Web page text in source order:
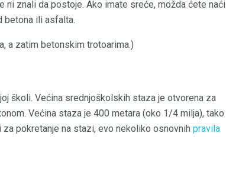
znali da postoje. Ako imate sreće, možda ćete naći
betona ili asfalta.
a zatim betonskim trotoarima.)
školi. Većina srednjoškolskih staza je otvorena za
Većina staza je 400 metara (oko 1/4 milja), tako
pokretanje na stazi, evo nekoliko osnovnih pravila